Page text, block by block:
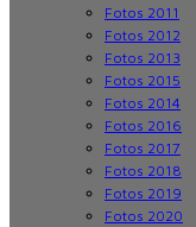
Fotos 2011
Fotos 2012
Fotos 2013
Fotos 2015
Fotos 2014
Fotos 2016
Fotos 2017
Fotos 2018
Fotos 2019
Fotos 2020